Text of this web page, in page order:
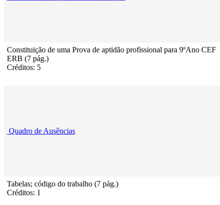
Constituição de uma Prova de aptidão profissional para 9ºAno CEF
ERB (7 pág.)
Créditos: 5
Quadro de Ausências
Tabelas; código do trabalho (7 pág.)
Créditos: 1